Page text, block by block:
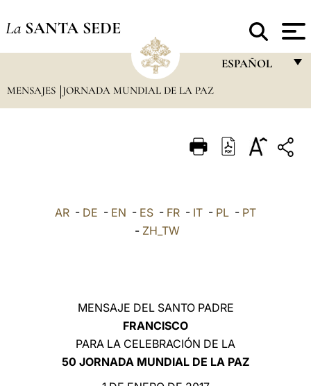
La SANTA SEDE
ESPAÑOL
ITALIANO
中文
MENSAJES JORNADA MUNDIAL DE LA PAZ
AR - DE - EN - ES - FR - IT - PL - PT
- ZH_TW
MENSAJE DEL SANTO PADRE
FRANCISCO
PARA LA CELEBRACIÓN DE LA
50 JORNADA MUNDIAL DE LA PAZ